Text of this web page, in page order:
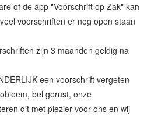
of de app "Voorschrift op Zak" kan
voorschriften er nog open staan
zijn 3 maanden geldig na
een voorschrift vergeten
bel gerust, onze
dit met plezier voor ons en wij